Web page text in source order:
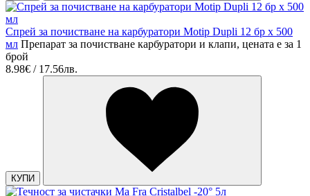
Спрей за почистване на карбуратори Motip Dupli 12 бр х 500
мл Препарат за почистване карбуратори и клапи, цената е за 1
брой
8.98€ / 17.56лв.
КУПИ